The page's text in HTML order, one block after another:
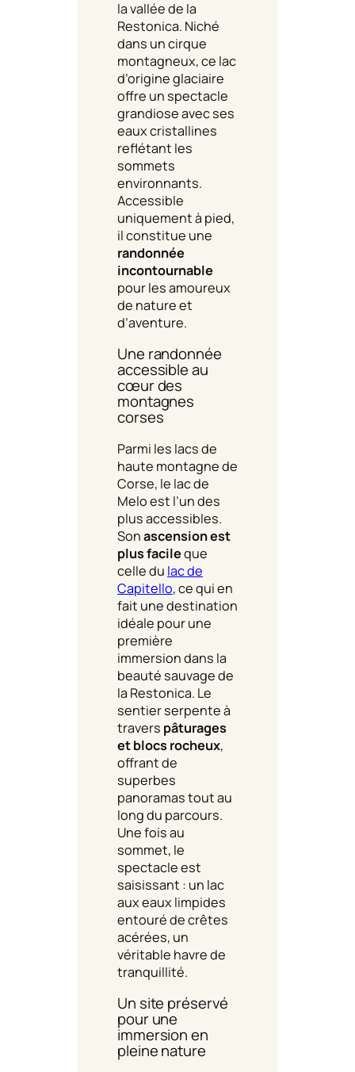
la vallée de la
Restonica. Niché
dans un cirque
montagneux, ce lac
d’origine glaciaire
offre un spectacle
grandiose avec ses
eaux cristallines
reflétant les
sommets
environnants.
Accessible
uniquement à pied,
il constitue une
randonnée
incontournable
pour les amoureux
de nature et
d’aventure.
Une randonnée
accessible au
cœur des
montagnes
corses
Parmi les lacs de
haute montagne de
Corse, le lac de
Melo est l’un des
plus accessibles.
Sonascension est
plus facileque
celle du lac de
Capitello, ce qui en
fait une destination
idéale pour une
première
immersion dans la
beauté sauvage de
la Restonica. Le
sentier serpente à
travers pâturages
et blocs rocheux,
offrant de
superbes
panoramas tout au
long du parcours.
Une fois au
sommet, le
spectacle est
saisissant : un lac
aux eaux limpides
entouré de crêtes
acérées, un
véritable havre de
tranquillité.
Un site préservé
pour une
immersion en
pleine nature